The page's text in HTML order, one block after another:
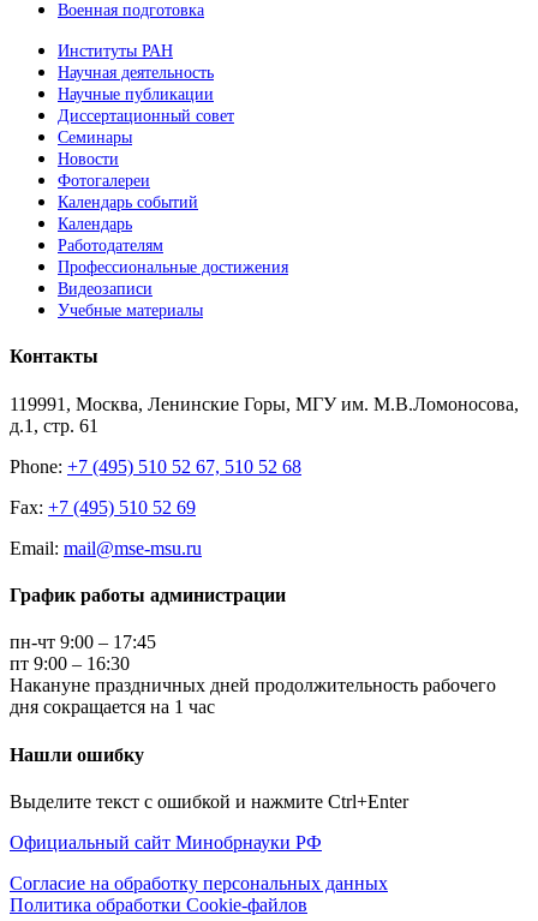
Военная подготовка
Институты РАН
Научная деятельность
Научные публикации
Диссертационный совет
Семинары
Новости
Фотогалереи
Календарь событий
Календарь
Работодателям
Профессиональные достижения
Видеозаписи
Учебные материалы
Контакты
119991, Москва, Ленинские Горы, МГУ им. М.В.Ломоносова,
д.1, стр. 61
Phone: +7 (495) 510 52 67, 510 52 68
Fax: +7 (495) 510 52 69
Email: mail@mse-msu.ru
График работы администрации
пн-чт 9:00 – 17:45
пт 9:00 – 16:30
Накануне праздничных дней продолжительность рабочего
дня сокращается на 1 час
Нашли ошибку
Выделите текст с ошибкой и нажмите Ctrl+Enter
Официальный сайт Минобрнауки РФ
Согласие на обработку персональных данных
Политика обработки Cookie-файлов